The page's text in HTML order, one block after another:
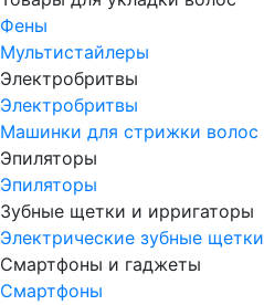
Фены
Мультистайлеры
Электробритвы
Электробритвы
Машинки для стрижки волос
Эпиляторы
Эпиляторы
Зубные щетки и ирригаторы
Электрические зубные щетки
Смартфоны и гаджеты
Смартфоны